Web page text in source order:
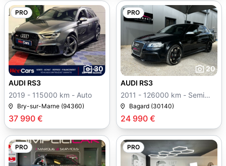
PRO
30
37 990 €
AUDI RS3
2019 - 115000 km - Auto
Bry-sur-Marne (94360)
PRO
20
24 990 €
AUDI RS3
2011 - 126000 km - Semi
autoBagard (30140)
PRO PRO